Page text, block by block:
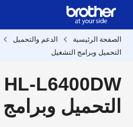
الصفحة الرئيسية الدعم والتحميل
التحميل وبرامج التشغيل
L6400DW
التحميل وبرامج